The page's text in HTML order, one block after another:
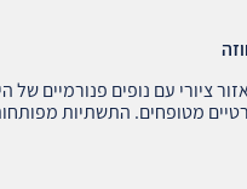
ציורי עם נופים פנורמיים
מטופחים. התשתיות